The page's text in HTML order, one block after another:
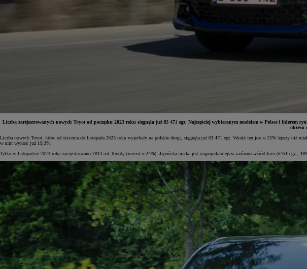
Od81 900 zł
Yaris Cross
HYBRID
Liczba zarejestrowanych nowych Toyot od początku 2023 roku sięgnęła już 83 471 egz. Najczęściej wybieranym modelem w Polsce i
okresu
Liczba nowych Toyot, które od stycznia do listopada 2023 roku wyjechały na polskie drogi, sięgnęła już 83 471 egz. Wynik ten jest o 25% lepszy niż
w nim wynosi już 19,3%.
Tylko w listopadzie 2023 roku zarejestrowano 7813 aut Toyoty (wzrost o 24%). Japońska marka jest najpopularniejsza zarówno wśród firm (5451 egz.,